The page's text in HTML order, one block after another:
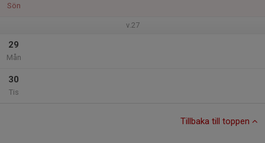
Sön
v.27
29
Mån
30
Tis
Tillbaka till toppen